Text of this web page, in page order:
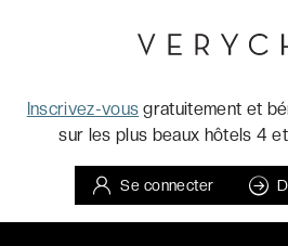
Inscrivez-vous gratuitement et
sur les plus beaux hôtels 4
Se connecter